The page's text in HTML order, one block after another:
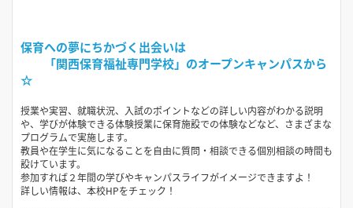
保育への夢にちかづく出会いは
「関西保育福祉専門学校」のオープンキャンパスから
☆
授業や実習、就職状況、入試のポイントなどの詳しい内容がわかる説明
や、学びが体験できる体験授業に保育施設での体験などなど、さまざまな
プログラムで実施します。
教員や在学生に気になることを自由に質問・相談できる個別相談の時間も
設けています。
参加すれば２年間の学びやキャンパスライフがイメージできますよ！
詳しい情報は、本校HPをチェック！